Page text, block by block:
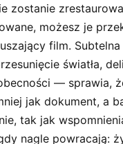
zostanie
możesz je
film. Subtelna
światła,
— sprawia,
jak dokument, a
tak jak
nagle powracają: